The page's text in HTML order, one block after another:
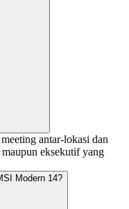
antar-lokasi dan
eksekutif yang
Modern 14?